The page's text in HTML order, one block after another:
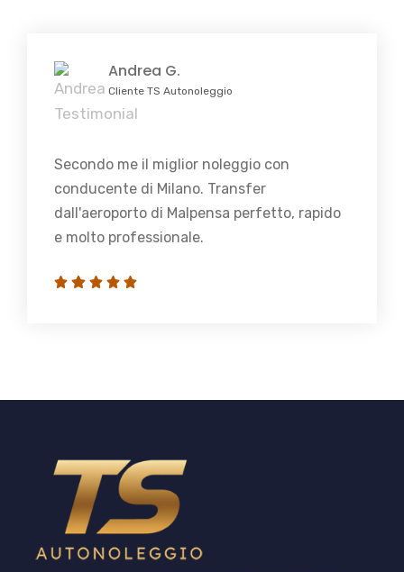
Andrea G.
Cliente TS Autonoleggio
Secondo me il miglior noleggio con
conducente di Milano. Transfer
dall'aeroporto di Malpensa perfetto, rapido
e molto professionale.